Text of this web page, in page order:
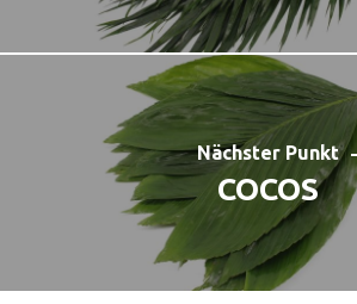
Nächster Punkt
COCOS